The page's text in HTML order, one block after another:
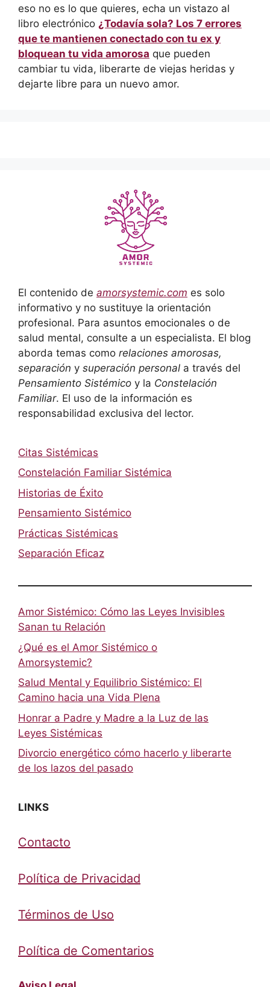
eso no es lo que quieres, echa un vistazo al
libro electrónico ¿Todavía sola? Los 7 errores
que te mantienen conectado con tu ex y
bloquean tu vida amorosa que pueden
cambiar tu vida, liberarte de viejas heridas y
dejarte libre para un nuevo amor.
El contenido de amorsystemic.com es solo
informativo y no sustituye la orientación
profesional. Para asuntos emocionales o de
salud mental, consulte a un especialista. El blog
aborda temas como relaciones amorosas,
separación y superación personal a través del
Pensamiento Sistémico y la Constelación
Familiar. El uso de la información es
responsabilidad exclusiva del lector.
Citas Sistémicas
Constelación Familiar Sistémica
Historias de Éxito
Pensamiento Sistémico
Prácticas Sistémicas
Separación Eficaz
Amor Sistémico: Cómo las Leyes Invisibles
Sanan tu Relación
¿Qué es el Amor Sistémico o
Amorsystemic?
Salud Mental y Equilibrio Sistémico: El
Camino hacia una Vida Plena
Honrar a Padre y Madre a la Luz de las
Leyes Sistémicas
Divorcio energético cómo hacerlo y liberarte
de los lazos del pasado
LINKS
Contacto
Política de Privacidad
Términos de Uso
Política de Comentarios